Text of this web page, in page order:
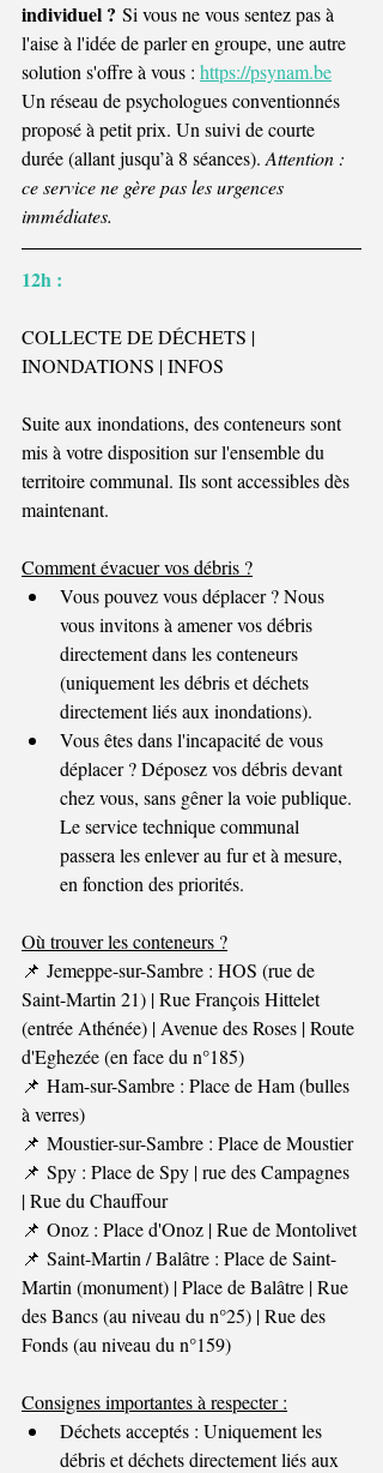
individuel ? Si vous ne vous sentez pas à
l'aise à l'idée de parler en groupe, une autre
solution s'offre à vous : https://psynam.be
Un réseau de psychologues conventionnés
proposé à petit prix. Un suivi de courte
durée (allant jusqu’à 8 séances). Attention :
ce service ne gère pas les urgences
immédiates.
12h :
COLLECTE DE DÉCHETS |
INONDATIONS | INFOS
Suite aux inondations, des conteneurs sont
mis à votre disposition sur l'ensemble du
territoire communal. Ils sont accessibles dès
maintenant.
Comment évacuer vos débris ?
Vous pouvez vous déplacer ? Nous
vous invitons à amener vos débris
directement dans les conteneurs
(uniquement les débris et déchets
directement liés aux inondations).
Vous êtes dans l'incapacité de vous
déplacer ? Déposez vos débris devant
chez vous, sans gêner la voie publique.
Le service technique communal
passera les enlever au fur et à mesure,
en fonction des priorités.
Où trouver les conteneurs ?
📌 Jemeppe-sur-Sambre : HOS (rue de
Saint-Martin 21) | Rue François Hittelet
(entrée Athénée) | Avenue des Roses | Route
d'Eghezée (en face du n°185)
📌 Ham-sur-Sambre : Place de Ham (bulles
à verres)
📌 Moustier-sur-Sambre : Place de Moustier
📌 Spy : Place de Spy | rue des Campagnes
| Rue du Chauffour
📌 Onoz : Place d'Onoz | Rue de Montolivet
📌 Saint-Martin / Balâtre : Place de Saint-
Martin (monument) | Place de Balâtre | Rue
des Bancs (au niveau du n°25) | Rue des
Fonds (au niveau du n°159)
Consignes importantes à respecter :
Déchets acceptés : Uniquement les
débris et déchets directement liés aux